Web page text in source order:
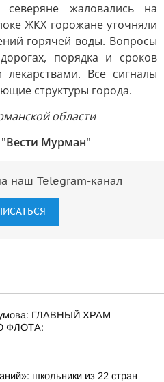
северяне жаловались на
ЖКХ горожане уточняли
горячей воды. Вопросы
порядка и сроков
лекарствами. Все сигналы
структуры города.
области
Мурман"
наш Telegram-канал
ГЛАВНЫЙ ХРАМ
ФЛОТА:
школьники из 22 стран